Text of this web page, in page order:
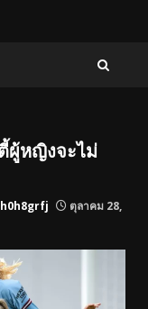
ผู้หญิงจะไม่
ตุลาคม 28,